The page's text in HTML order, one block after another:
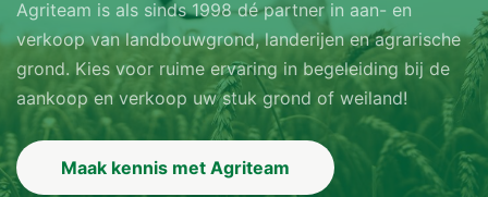
Agriteam is als sinds 1998 dé partner in aan- en
verkoop van landbouwgrond, landerijen en agrarische
grond. Kies voor ruime ervaring in begeleiding bij de
aankoop en verkoop uw stuk grond of weiland!
Maak kennis met Agriteam